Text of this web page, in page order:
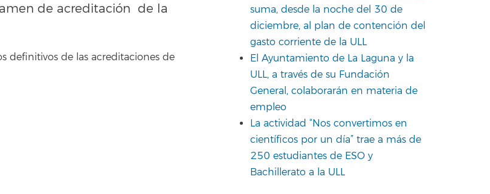
de acreditación de la
definitivos de las acreditaciones de
suma, desde la noche del 30 de
diciembre, al plan de contención del
gasto corriente de la ULL
El Ayuntamiento de La Laguna y la
ULL, a través de su Fundación
General, colaborarán en materia de
empleo
La actividad “Nos convertimos en
científicos por un día” trae a más de
250 estudiantes de ESO y
Bachillerato a la ULL